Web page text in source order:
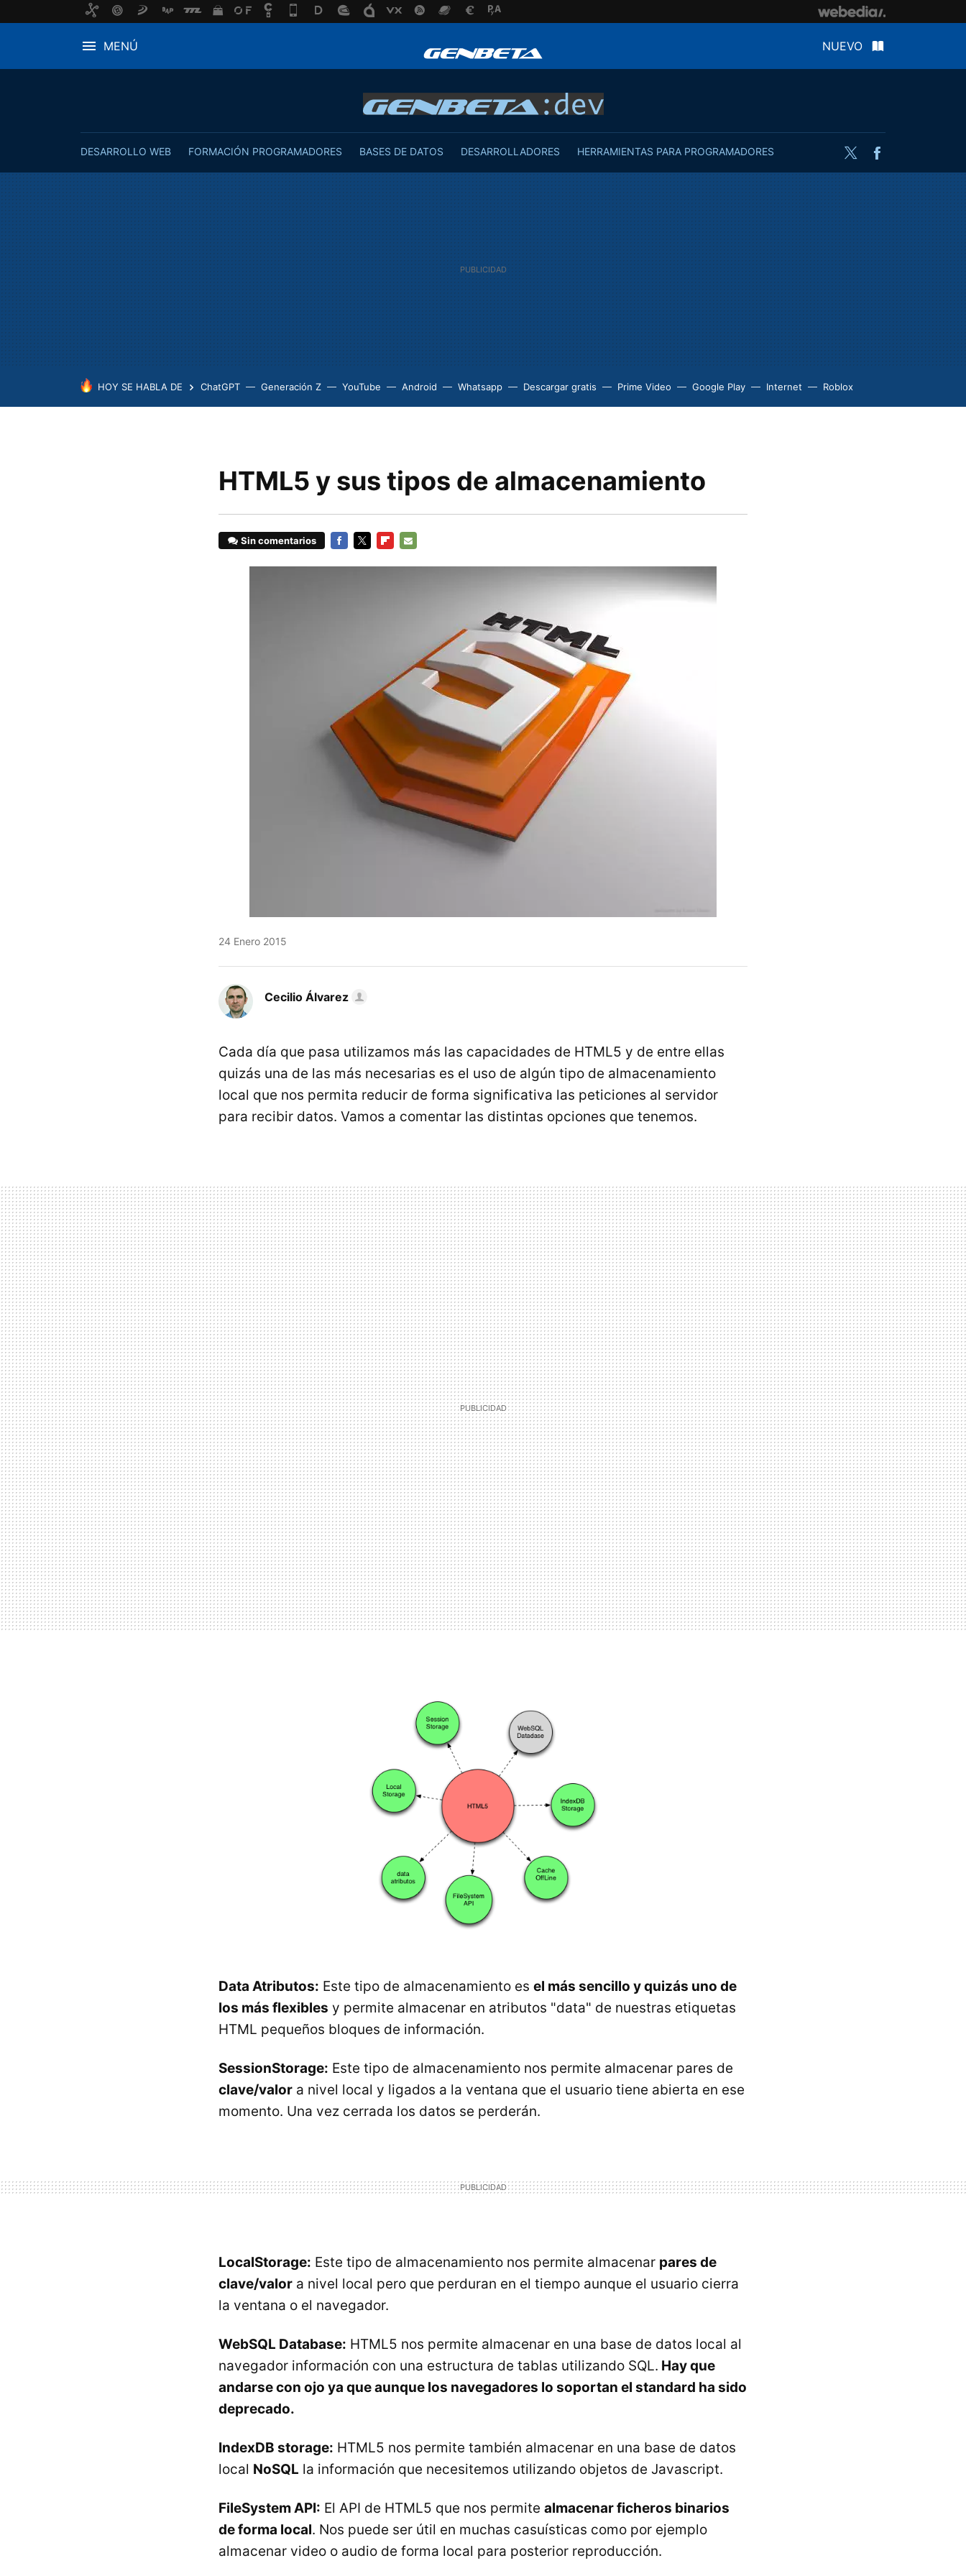
MENÚ NUEVO
DESARROLLO WEB FORMACIÓN PROGRAMADORES BASES DE DATOS DESARROLLADORES HERRAMIENTAS PARA PROGRAMADORES Twitter
HOY SE HABLA DE ChatGPT Generación Z YouTube Android Whatsapp Descargar gratis Prime Video Google Play Internet Roblox
HTML5 y sus tipos de almacenamiento
Sin comentarios
24 Enero 2015
Cecilio Álvarez
Cada día que pasa utilizamos más las capacidades de HTML5 y de entre ellas
quizás una de las más necesarias es el uso de algún tipo de almacenamiento
local que nos permita reducir de forma significativa las peticiones al servidor
para recibir datos. Vamos a comentar las distintas opciones que tenemos.
Data Atributos: Este tipo de almacenamiento es el más sencillo y quizás uno de
los más flexibles y permite almacenar en atributos "data" de nuestras etiquetas
HTML pequeños bloques de información.
SessionStorage: Este tipo de almacenamiento nos permite almacenar pares de
clave/valor a nivel local y ligados a la ventana que el usuario tiene abierta en ese
momento. Una vez cerrada los datos se perderán.
LocalStorage: Este tipo de almacenamiento nos permite almacenar pares de
clave/valor a nivel local pero que perduran en el tiempo aunque el usuario cierra
la ventana o el navegador.
WebSQL Database: HTML5 nos permite almacenar en una base de datos local al
navegador información con una estructura de tablas utilizando SQL. Hay que
andarse con ojo ya que aunque los navegadores lo soportan el standard ha sido
deprecado.
IndexDB storage: HTML5 nos permite también almacenar en una base de datos
local NoSQL la información que necesitemos utilizando objetos de Javascript.
FileSystem API: El API de HTML5 que nos permite almacenar ficheros binarios
de forma local. Nos puede ser útil en muchas casuísticas como por ejemplo
almacenar video o audio de forma local para posterior reproducción.